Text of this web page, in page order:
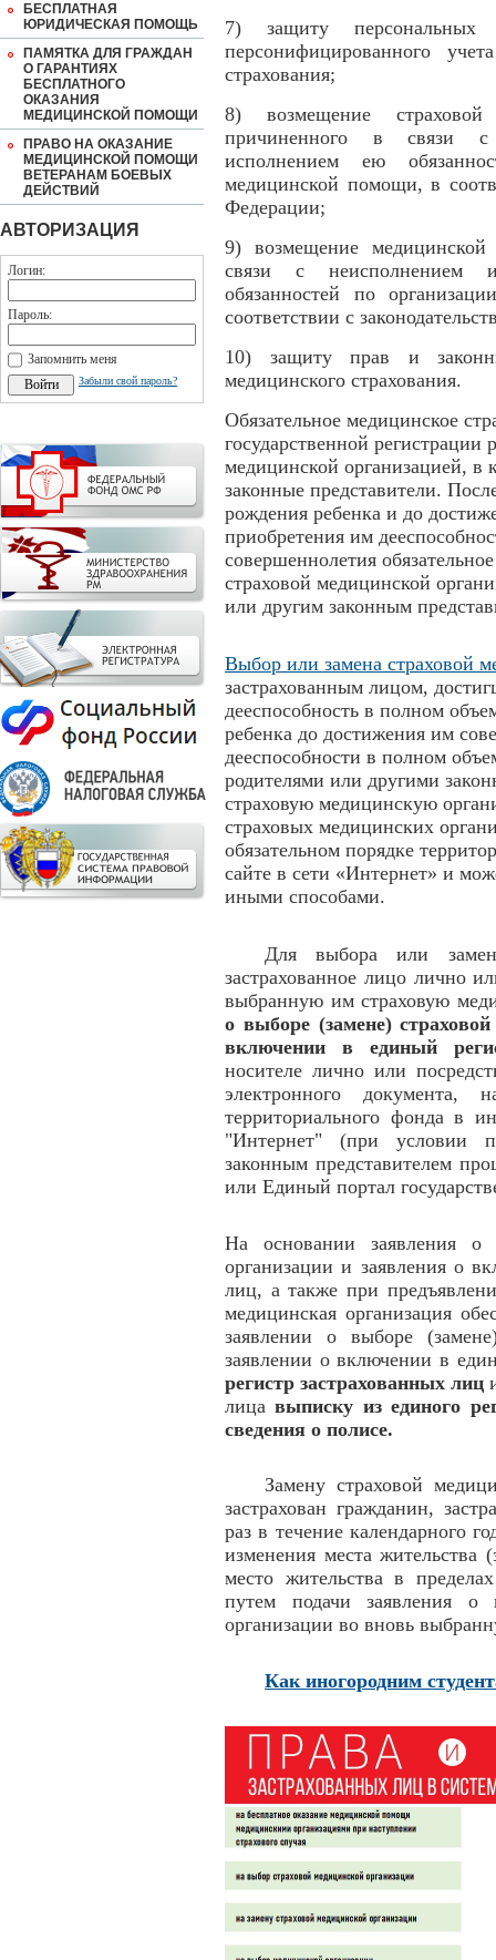
БЕСПЛАТНАЯ
ЮРИДИЧЕСКАЯ ПОМОЩЬ
ПАМЯТКА ДЛЯ ГРАЖДАН
О ГАРАНТИЯХ
БЕСПЛАТНОГО
ОКАЗАНИЯ
МЕДИЦИНСКОЙ ПОМОЩИ
ПРАВО НА ОКАЗАНИЕ
МЕДИЦИНСКОЙ ПОМОЩИ
ВЕТЕРАНАМ БОЕВЫХ
ДЕЙСТВИЙ
АВТОРИЗАЦИЯ
Логин:
Пароль:
Запомнить меня
Забыли свой пароль?
7) защиту
персонифицированного
страхования;
8) возмещение страховой
причиненного в связи с
исполнением ею
медицинской помощи, в
Федерации;
9) возмещение
связи с неисполнением
обязанностей по
соответствии с
10) защиту прав и
медицинского страхования.
Обязательное медицинское
государственной регистрации
медицинской организацией, в
законные представители.
рождения ребенка и до
приобретения им
совершеннолетия
страховой медицинской
или другим законным
Выбор или замена страховой
застрахованным лицом,
дееспособность в полном
ребенка до достижения им
дееспособности в полном
родителями или другими
страховую медицинскую
страховых медицинских
обязательном порядке
сайте в сети «Интернет» и
иными способами.
Для выбора или
застрахованное лицо лично
выбранную им страховую
о выборе (замене)
включении в единый
носителе лично или
электронного документа,
территориального фонда в
"Интернет" (при условии
законным представителем
или Единый портал
На основании заявления о
организации и заявления о
лиц, а также при
медицинская организация
заявлении о выборе
заявлении о включении в
регистр застрахованных лиц
лицавыписку из единого
сведения о полисе.
Замену страховой
застрахован гражданин,
раз в течение календарного
изменения места жительства
место жительства в
путем подачи заявления о
организации во вновь
Как иногородним